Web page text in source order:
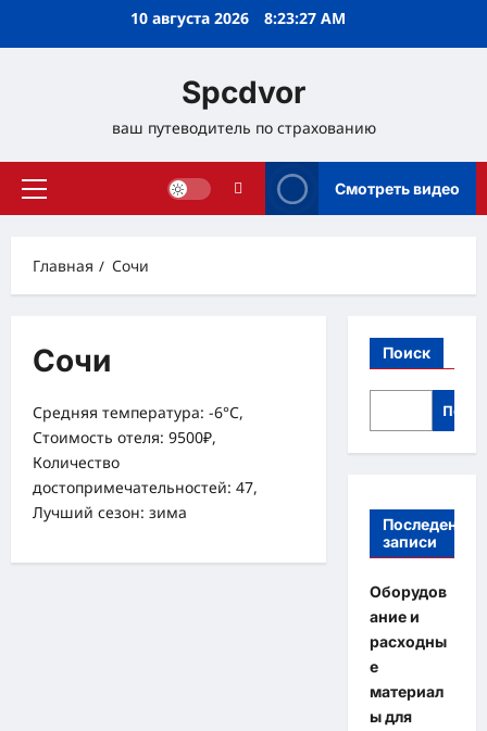
10 августа 2026 8:23:27 AM
Spcdvor
ваш путеводитель по страхованию
Основное
Смотреть видео
Главная Сочи
Сочи
Средняя температура: -6°C,
Стоимость отеля: 9500₽,
Количество
достопримечательностей: 47,
Лучший сезон: зима
Поиск
Поиск
Последение
записи
Оборудов
ание и
расходны
е
материал
ы для